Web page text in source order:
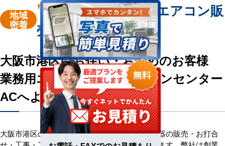
地域
密着
"大阪市港区"業務用エアコン販
売・工事を承ります
大阪市港区にお住い・お勤めのお客様
業務用エアコン専門店エアコンセンター
ACへようこそ
大阪市港区のお客様へ業務用エアコン・空調機器の販売・お打合